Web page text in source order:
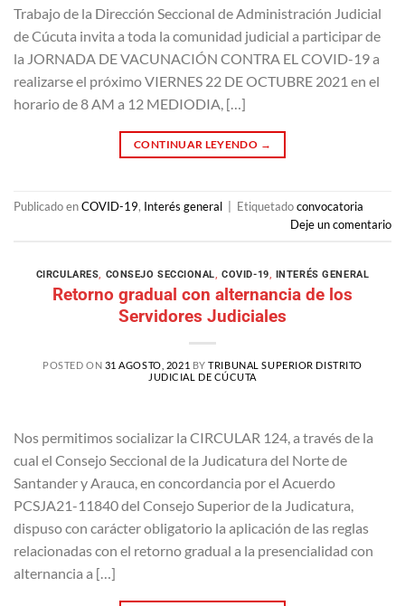
Trabajo de la Dirección Seccional de Administración Judicial
de Cúcuta invita a toda la comunidad judicial a participar de
la JORNADA DE VACUNACIÓN CONTRA EL COVID-19 a
realizarse el próximo VIERNES 22 DE OCTUBRE 2021 en el
horario de 8 AM a 12 MEDIODIA, […]
CONTINUAR LEYENDO →
Publicado enCOVID-19, Interés general Etiquetadoconvocatoria
Deje un comentario
CIRCULARES, CONSEJO SECCIONAL,COVID-19, INTERÉS GENERAL
Retorno gradual con alternancia de los
Servidores Judiciales
POSTED ON 31 AGOSTO, 2021 BYTRIBUNAL SUPERIOR DISTRITO
JUDICIAL DE CÚCUTA
Nos permitimos socializar la CIRCULAR 124, a través de la
cual el Consejo Seccional de la Judicatura del Norte de
Santander y Arauca, en concordancia por el Acuerdo
PCSJA21-11840 del Consejo Superior de la Judicatura,
dispuso con carácter obligatorio la aplicación de las reglas
relacionadas con el retorno gradual a la presencialidad con
alternancia a […]